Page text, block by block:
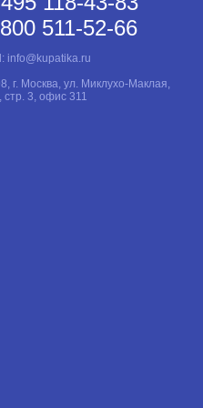
511-52-66
info@kupatika.ru
г. Москва, ул. Миклухо-Маклая,
стр. 3, офис 311